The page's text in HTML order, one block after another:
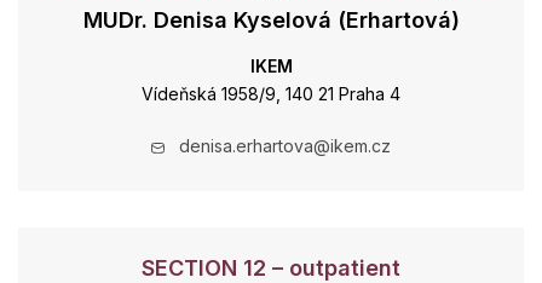
MUDr. Denisa Kyselová (Erhartová)
IKEM
Vídeňská 1958/9, 140 21 Praha 4
denisa.erhartova@ikem.cz
SECTION 12 – outpatient